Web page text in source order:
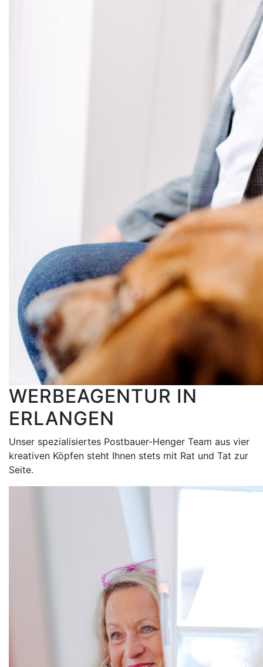
WERBEAGENTUR IN
ERLANGEN
Unser spezialisiertes Postbauer-Henger Team aus vier
kreativen Köpfen steht Ihnen stets mit Rat und Tat zur
Seite.